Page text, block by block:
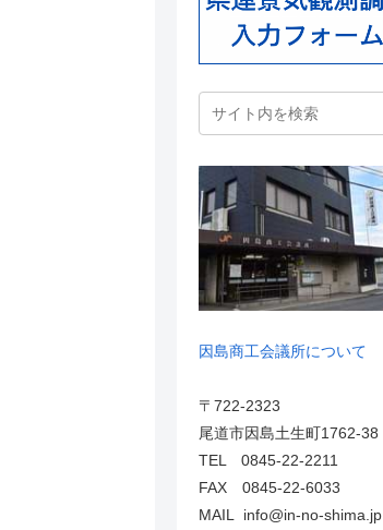
因島商工会議所について
〒722-2323
尾道市因島土生町1762-38
TEL 0845-22-2211
FAX 0845-22-6033
MAIL info@in-no-shima.jp